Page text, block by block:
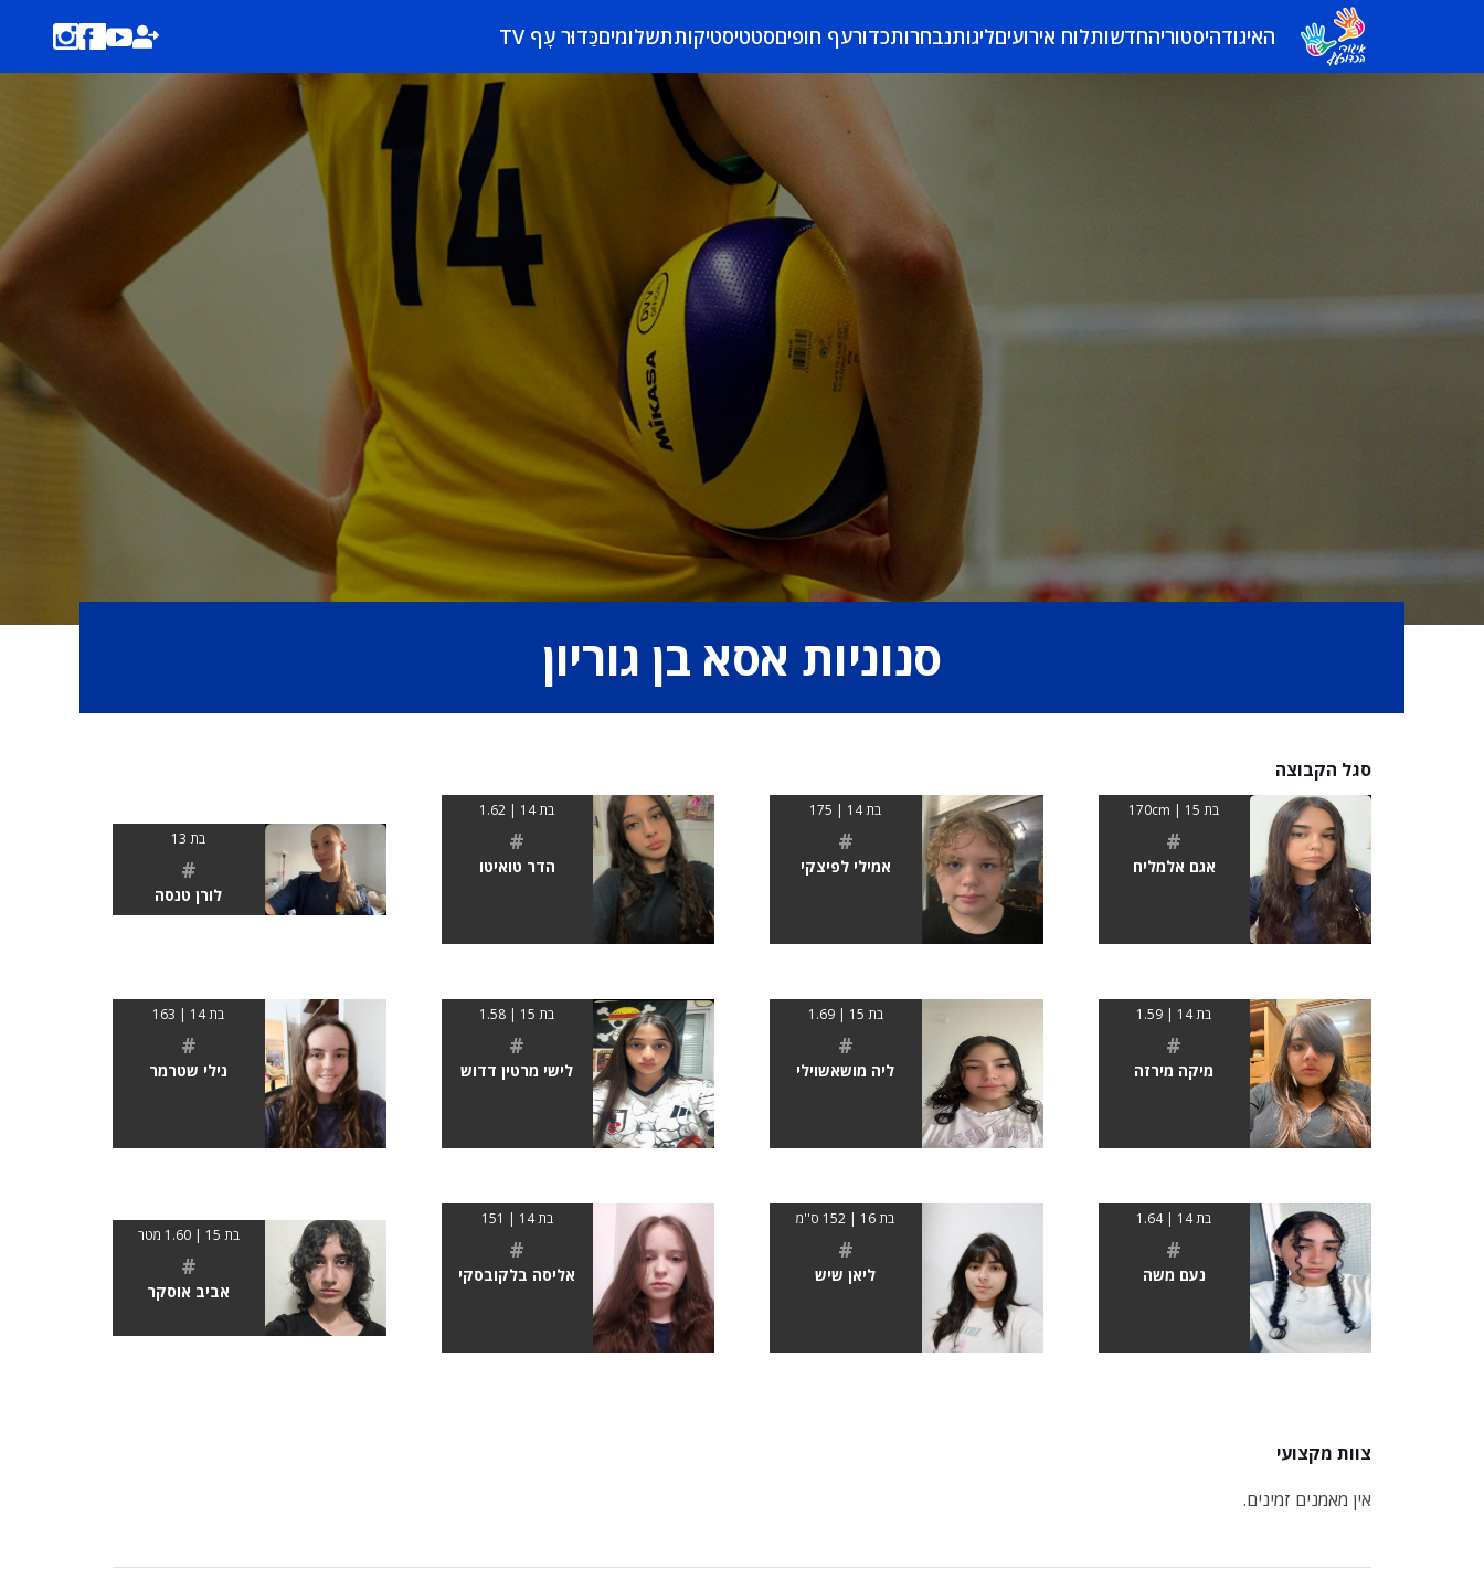
האיגודהיסטוריהחדשותלוח אירועיםליגותנבחרותכדורעף חופיםסטטיסטיקותתשלומיםכַּדוּר עָף TV
סנוניות אסא בן גוריון
סגל הקבוצה
בת 15 | 170cm
#
אגם אלמליח
בת 14 | 175
#
אמילי לפיצקי
בת 14 | 1.62
#
הדר טואיטו
בת 13
#
לורן טנסה
בת 14 | 1.59
#
מיקה מירזה
בת 15 | 1.69
#
ליה מושאשוילי
בת 15 | 1.58
#
לישי מרטין דדוש
בת 14 | 163
#
נילי שטרמר
בת 14 | 1.64
#
נעם משה
בת 16 | 152 ס''מ
#
ליאן שיש
בת 14 | 151
#
אליסה בלקובסקי
בת 15 | 1.60 מטר
#
אביב אוסקר
צוות מקצועי
אין מאמנים זמינים.